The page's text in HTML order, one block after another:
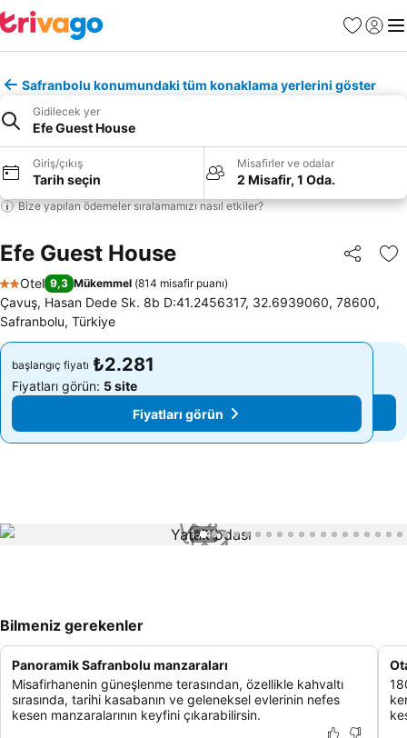
Favoriler
Giriş
Safranbolu konumundaki tüm konaklama yerlerini göster
Gidilecek yer
Efe Guest House
Giriş/çıkış
Tarih seçin
Misafirler ve odalar
2 Misafir, 1 Oda.
Bize yapılan ödemeler sıralamamızı nasıl etkiler?
Efe Guest House Paylaş
2 Yıldız
Otel 9,3 Mükemmel (814 misafir puanı)
Çavuş, Hasan Dede Sk. 8b D:41.2456317, 32.6939060, 78600,
Safranbolu, Türkiye
başlangıç fiyatı ₺2.281
Fiyatları görün: 5 site
Fiyatları görün
başlangıç fiyatı ₺2.281
Fiyatları görün: 5 site
Fiyatları görün
1 / 41
Bilmeniz gerekenler
Panoramik Safranbolu manzaraları
Misafirhanenin güneşlenme terasından, özellikle kahvaltı
sırasında, tarihi kasabanın ve geleneksel evlerinin nefes
kesen manzaralarının keyfini çıkarabilirsin.